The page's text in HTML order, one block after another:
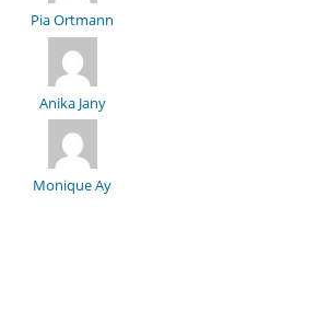
Pia Ortmann
Anika Jany
Monique Ay